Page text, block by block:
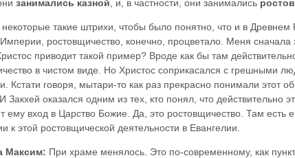
занимались казной , и, в частности, они занимались
такие штрихи, чтобы было понятно, что и в
ростовщичество, конечно, процветало. Меня
приводит такой пример? Вроде как бы там
в чистом виде. Но Христос соприкасался с грешными
Кстати говоря, мытари-то как раз прекрасно понимали этот
Закхей оказался одним из тех, кто понял, что действительно
ему вход в Царство Божие. Да, это ростовщичество. Там есть
к этой ростовщической деятельности в Евангелии.
Максим: При храме менялось. Это по-современному, как